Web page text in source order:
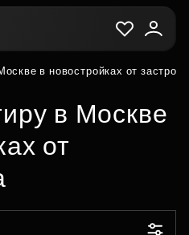
в новостройках от
в Москве
от